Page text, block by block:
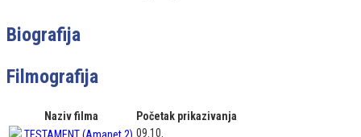
Biografija
Filmografija
Naziv filma
Početak prikazivanja
TESTAMENT (Amanet 2) 09.10.